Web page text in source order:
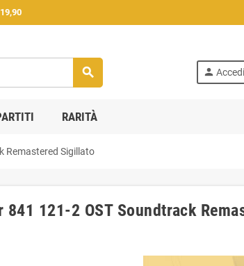
search person Accedi
RARITÀ
Remastered Sigillato
121-2 OST Soundtrack